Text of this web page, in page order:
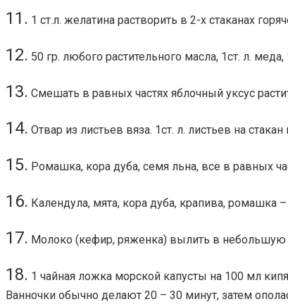
11. 1 ст.л. желатина растворить в 2-х стаканах
12. 50 гр. любого растительного масла, 1ст. л.
13. Смешать в равных частях яблочный уксус
14. Отвар из листьев вяза. 1ст. л. листьев на
15. Ромашка, кора дуба, семя льна, все в равных
16. Календула, мята, кора дуба, крапива, ромашка
17. Молоко (кефир, ряженка) вылить в небольшую
18. 1 чайная ложка морской капусты на 100 мл
Ванночки обычно делают 20 – 30 минут, затем